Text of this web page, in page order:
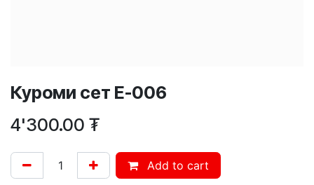
Куроми сет E-006
4'300.00 ₮
Add to cart